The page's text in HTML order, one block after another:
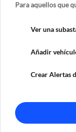
Para aquellos que
Ver una
Añadir
Crear Alertas